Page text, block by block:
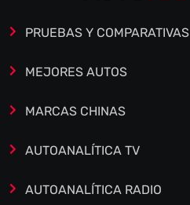
PRUEBAS Y COMPARATIVAS
MEJORES AUTOS
MARCAS CHINAS
AUTOANALÍTICA TV
AUTOANALÍTICA RADIO